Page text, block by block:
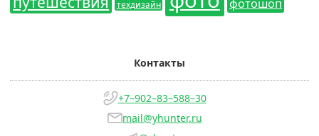
техдизайн фотошоп
Контакты
+7–902–83–588–30
mail@yhunter.ru